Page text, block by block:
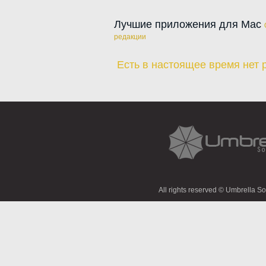
есть движется
видеть это
ваши
Луной с двумя
Королевский
Bisley и миссис
часы,
слепые мыши,
Австралийский
пакет
Леди Джейн и
Лучшие приложения для Mac
редакции
Есть в настоящее время нет
All rights reserved © Umbrella